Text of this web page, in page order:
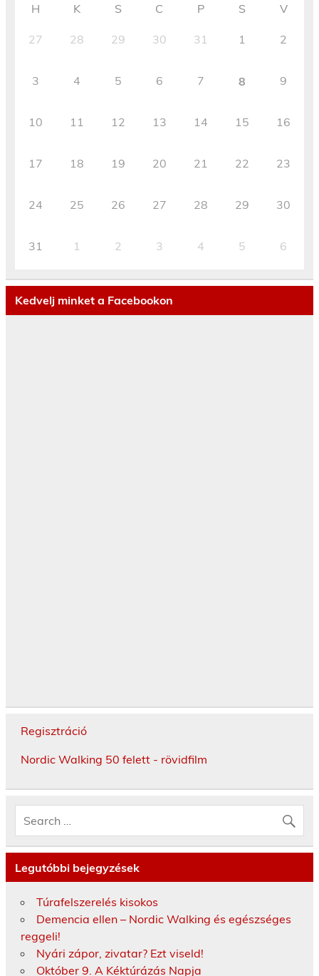
H K S C P S V
27 28 29 30 31 1 2
3 4 5 6 7 8 9
10 11 12 13 14 15 16
17 18 19 20 21 22 23
24 25 26 27 28 29 30
31 1 2 3 4 5 6
Kedvelj minket a Facebookon
Regisztráció
Nordic Walking 50 felett - rövidfilm
Legutóbbi bejegyzések
Túrafelszerelés kisokos
Demencia ellen – Nordic Walking és egészséges
reggeli!
Nyári zápor, zivatar? Ezt viseld!
Október 9. A Kéktúrázás Napja